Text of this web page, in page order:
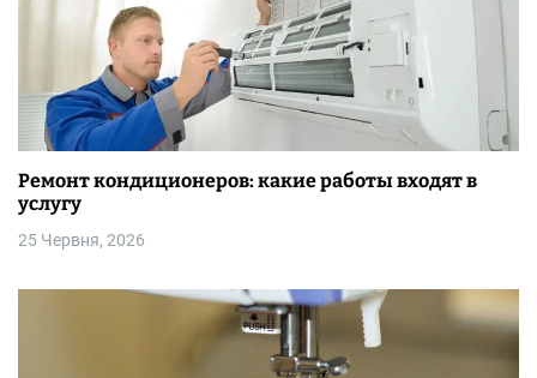
Ремонт кондиционеров: какие работы входят в
услугу
25 Червня, 2026